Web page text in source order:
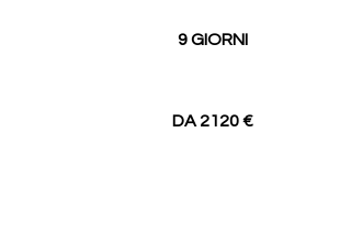
9 GIORNI
DA 2120 €